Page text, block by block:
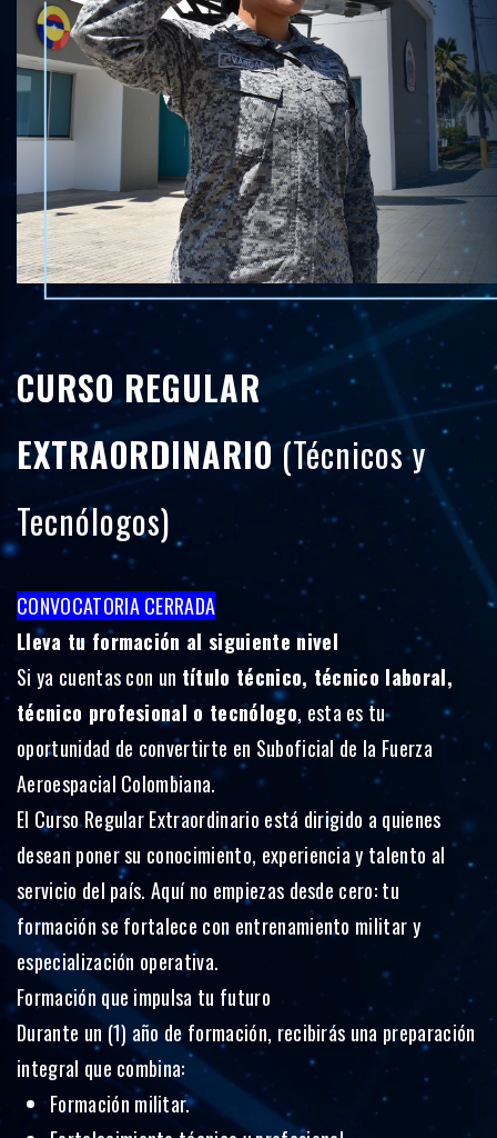
CURSO REGULAR
EXTRAORDINARIO (Técnicos y
Tecnólogos)
CONVOCATORIA CERRADA
Lleva tu formación al siguiente nivel
Si ya cuentas con un título técnico, técnico laboral,
técnico profesional o tecnólogo, esta es tu
oportunidad de convertirte en Suboficial de la Fuerza
Aeroespacial Colombiana.
El Curso Regular Extraordinario está dirigido a quienes
desean poner su conocimiento, experiencia y talento al
servicio del país. Aquí no empiezas desde cero: tu
formación se fortalece con entrenamiento militar y
especialización operativa.
Formación que impulsa tu futuro
Durante un (1) año de formación, recibirás una preparación
integral que combina:
Formación militar.